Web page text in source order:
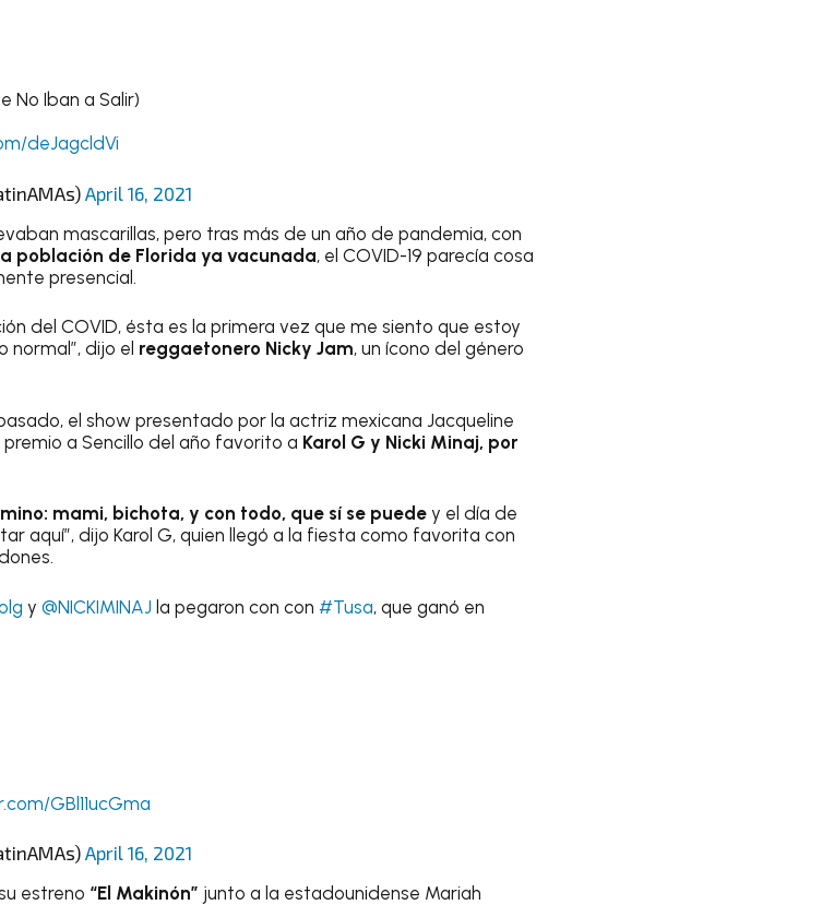
No Iban a Salir)
deJagcldVi
April 16, 2021
mascarillas, pero tras más de un año de pandemia, con
población de Florida ya vacunada, el COVID-19 parecía cosa
presencial.
del COVID, ésta es la primera vez que me siento que estoy
dijo el reggaetonero Nicky Jam, un ícono del género
el show presentado por la actriz mexicana Jacqueline
a Sencillo del año favorito a Karol G y Nicki Minaj, por
mami, bichota, y con todo, que sí se puedey el día de
aquí”, dijo Karol G, quien llegó a la fiesta como favorita con
y @NICKIMINAJ la pegaron con con #Tusa, que ganó en
GBl11ucGma
April 16, 2021
estreno “El Makinón” junto a la estadounidense Mariah